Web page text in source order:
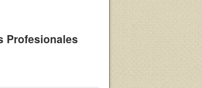
Profesionales